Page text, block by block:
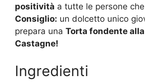
positività a tutte le persone
Consiglio: un dolcetto unico
prepara una Torta fondente
Castagne!
Ingredienti